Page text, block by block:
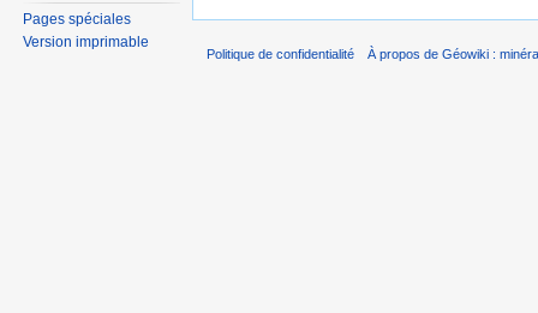
Pages spéciales
Version imprimable
Politique de confidentialité À propos de Géowiki :